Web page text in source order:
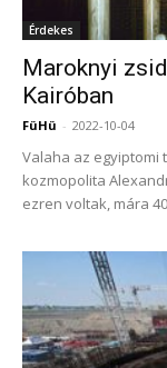
Érdekes
Maroknyi
Kairóban
FüHü - 2022-10-04
Valaha az egyiptomi
kozmopolita
ezren voltak, mára